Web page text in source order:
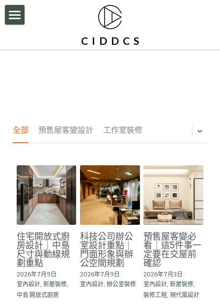
C  I  D  D  C  S
辦公室裝修|商業空間設計
服務流程與執行
Facebook
搜索
全部 預售屋客變設計 工作室裝修
住宅開放式廚
房設計｜中島
尺寸與動線規
劃重點
2026年7月9日 ·
室內設計, 新屋裝修,
中島 開放式廚房
科技公司辦公
室設計重點｜
門面形象與辦
公空間規劃
2026年7月9日 ·
室內設計, 辦公室裝修
預售屋客變必
看｜這5件事一
定要在交屋前
確認
2026年7月3日 ·
室內設計, 新屋裝修,
裝修工程, 現代風設計
部落格分類
所有博客分類